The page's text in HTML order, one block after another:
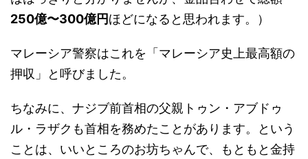
250億〜300億円ほどになると思われます。）
マレーシア警察はこれを「マレーシア史上最高額の
押収」と呼びました。
ちなみに、ナジブ前首相の父親トゥン・アブドゥ
ル・ラザクも首相を務めたことがあります。という
ことは、いいところのお坊ちゃんで、もともと金持